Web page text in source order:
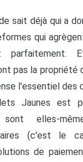
sait déjà qui a
qui
parfaitement.
pas la propriété
l'essentiel des
Jaunes est
elles-
(c'est le
de